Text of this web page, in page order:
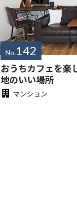
No.142
おうちカフェを楽
地のいい場所
マンション